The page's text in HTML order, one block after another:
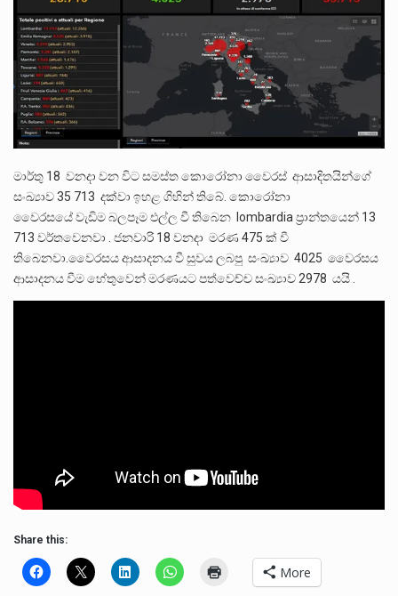
ගොවියන්ගේ ප්‍රශ්න, ධීවරයන්ගේ ප්‍රශ්න, සෞඛය ප්‍රශ්න, වැටු ප්‍ර්ශ්න, රැකියා විරහිත ප්‍රශ්න මේ සියලු ප්‍රශ්නවලට තනි…
මාර්තු 18 වනදා වන විට සමස්ත කොරෝනා වෛරස් ආසාදිතයින්ගේ
සංඛ්‍යාව 35 713 දක්වා ඉහළ ගිහින් තිබේ. කොරෝනා
වෛරසයේ වැඩිම බලපෑම එල්ල වී තිබෙන lombardia ප්‍රාන්තයෙන් 13
713 වර්තවෙනවා . ජනවාරි 18 වනදා මරණ 475 ක් වී
තිබෙනවා.වෛරසය ආසාදනය වී සුවය ලබපු සංඛ්‍යාව 4025 වෛරසය
ආසාදනය වීම හේතුවෙන් මරණයට පත්වෙච්ච සංඛ්‍යාව 2978 යයි .
Share this:
More